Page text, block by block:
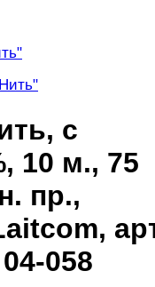
с
10 м., 75
пр.,
058